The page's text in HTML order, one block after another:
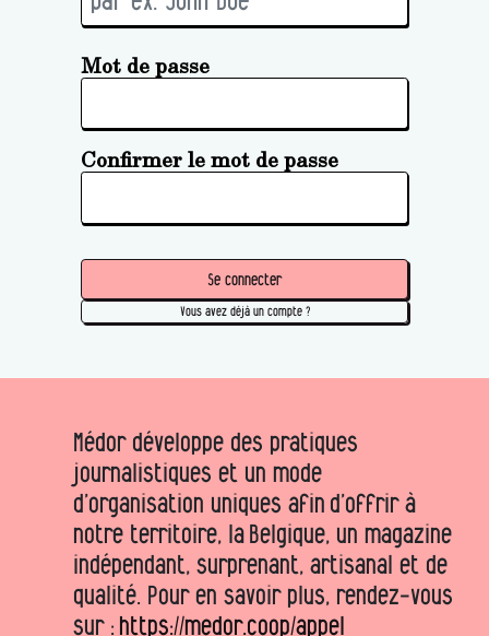
Mot de passe
Confirmer le mot de passe
Se connecter
Vous avez déjà un compte ?
Médor développe des pratiques
journalistiques et un mode
d’organisation uniques afin d’offrir à
notre territoire, la Belgique, un magazine
indépendant, surprenant, artisanal et de
qualité. Pour en savoir plus, rendez-vous
sur : https://medor.coop/appel